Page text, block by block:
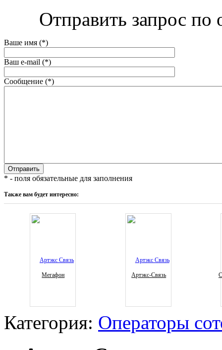
Отправить запрос по
Ваше имя (*)
Ваш e-mail (*)
Сообщение (*)
* - поля обязательные для заполнения
Также вам будет интересно:
Мегафон Артэкс-Связь
Категория: Операторы